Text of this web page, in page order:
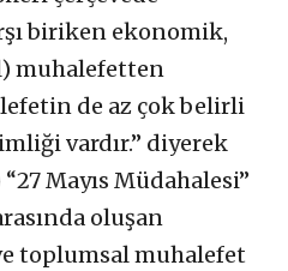
biriken ekonomik,
muhalefetten
de az çok belirli
vardır.” diyerek
Mayıs Müdahalesi”
oluşan
toplumsal muhalefet